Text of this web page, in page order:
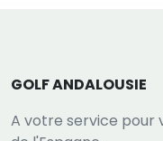
GOLF ANDALOUSIE
A votre service pour